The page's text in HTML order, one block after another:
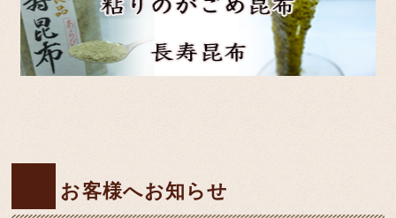
お客様へお知らせ